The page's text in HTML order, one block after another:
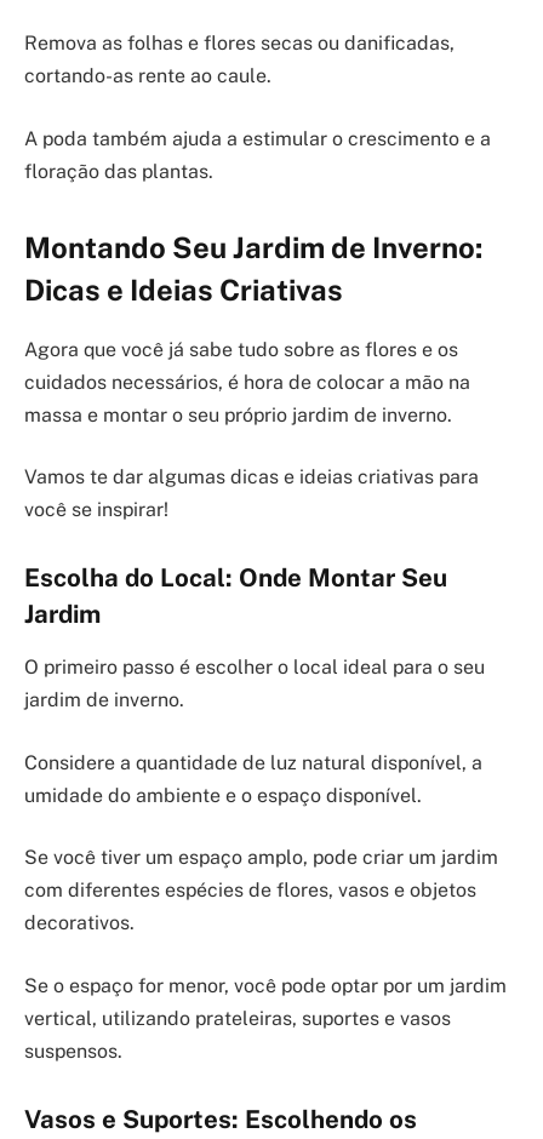
Remova as folhas e flores secas ou danificadas,
cortando-as rente ao caule.
A poda também ajuda a estimular o crescimento e a
floração das plantas.
Montando Seu Jardim de Inverno:
Dicas e Ideias Criativas
Agora que você já sabe tudo sobre as flores e os
cuidados necessários, é hora de colocar a mão na
massa e montar o seu próprio jardim de inverno.
Vamos te dar algumas dicas e ideias criativas para
você se inspirar!
Escolha do Local: Onde Montar Seu
Jardim
O primeiro passo é escolher o local ideal para o seu
jardim de inverno.
Considere a quantidade de luz natural disponível, a
umidade do ambiente e o espaço disponível.
Se você tiver um espaço amplo, pode criar um jardim
com diferentes espécies de flores, vasos e objetos
decorativos.
Se o espaço for menor, você pode optar por um jardim
vertical, utilizando prateleiras, suportes e vasos
suspensos.
Vasos e Suportes: Escolhendo os